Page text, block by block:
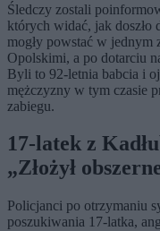
Śledczy zostali
których widać, jak doszło
mogły powstać w jednym
Opolskimi, a po dotarciu
Byli to 92-letnia babcia i
mężczyzny w tym czasie
zabiegu.
17-latek z
„Złożył
Policjanci po otrzymaniu
poszukiwania 17-latka,